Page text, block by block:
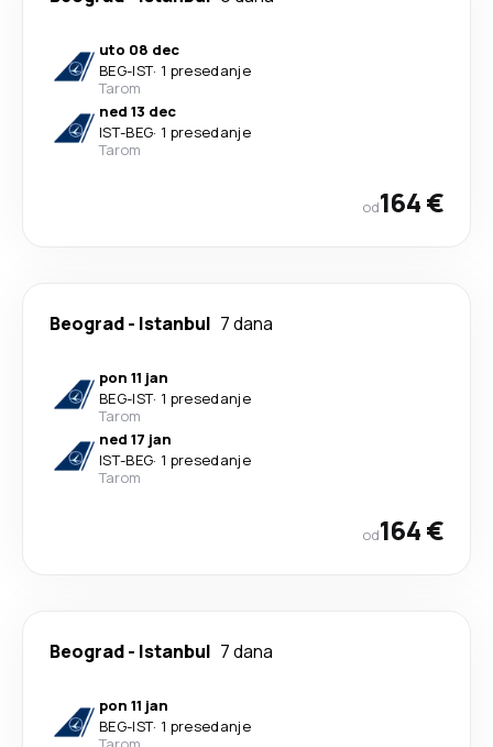
uto 08 dec
BEG-IST· 1 presedanje
Tarom
ned 13 dec
IST-BEG· 1 presedanje
Tarom
od164 €
Beograd- Istanbul 7 dana
pon 11 jan
BEG-IST· 1 presedanje
Tarom
ned 17 jan
IST-BEG· 1 presedanje
Tarom
od164 €
Beograd- Istanbul 7 dana
pon 11 jan
BEG-IST· 1 presedanje